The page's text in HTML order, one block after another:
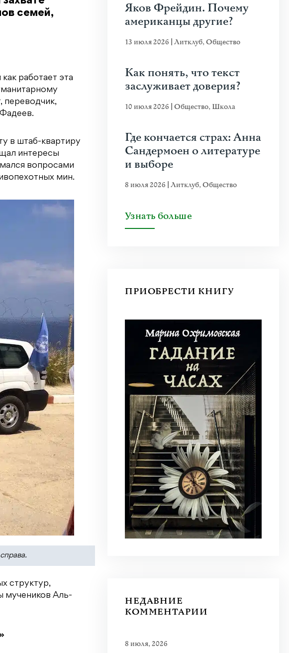
семей,
работает эта
переводчик,
в штаб-квартиру
интересы
вопросами
мин.
структур,
мучеников Аль-
Яков Фрейдин. Почему
американцы другие?
13 июля 2026 Литклуб,Общество
Как понять, что текст
заслуживает доверия?
10 июля 2026 Общество, Школа
Где кончается страх: Анна
Сандермоен о литературе
и выборе
8 июля 2026 Литклуб,Общество
Узнать больше
ПРИОБРЕСТИ КНИГУ
НЕДАВНИЕ
КОММЕНТАРИИ
8 июля, 2026